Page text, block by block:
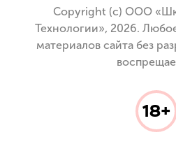
Copyright (с) ООО
Технологии», 2026.
материалов сайта без
18+